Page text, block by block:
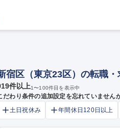
宿区（東京23区）の転職
件以上1〜100件目を表示中
だわり条件の追加設定を忘れていません
土日祝休み
年間休日120日以上